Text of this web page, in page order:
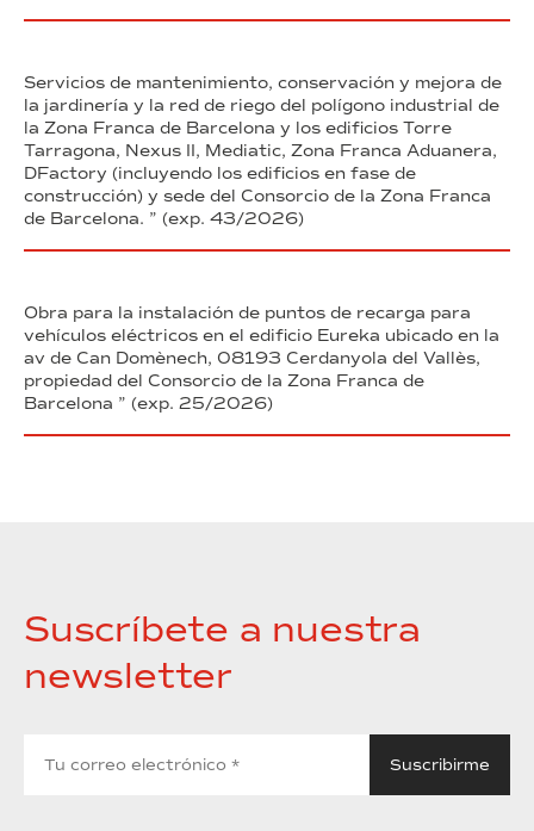
Servicios de mantenimiento, conservación y mejora de
la jardinería y la red de riego del polígono industrial de
la Zona Franca de Barcelona y los edificios Torre
Tarragona, Nexus II, Mediatic, Zona Franca Aduanera,
DFactory (incluyendo los edificios en fase de
construcción) y sede del Consorcio de la Zona Franca
de Barcelona. ” (exp. 43/2026)
Obra para la instalación de puntos de recarga para
vehículos eléctricos en el edificio Eureka ubicado en la
av de Can Domènech, 08193 Cerdanyola del Vallès,
propiedad del Consorcio de la Zona Franca de
Barcelona ” (exp. 25/2026)
Suscríbete a nuestra
newsletter